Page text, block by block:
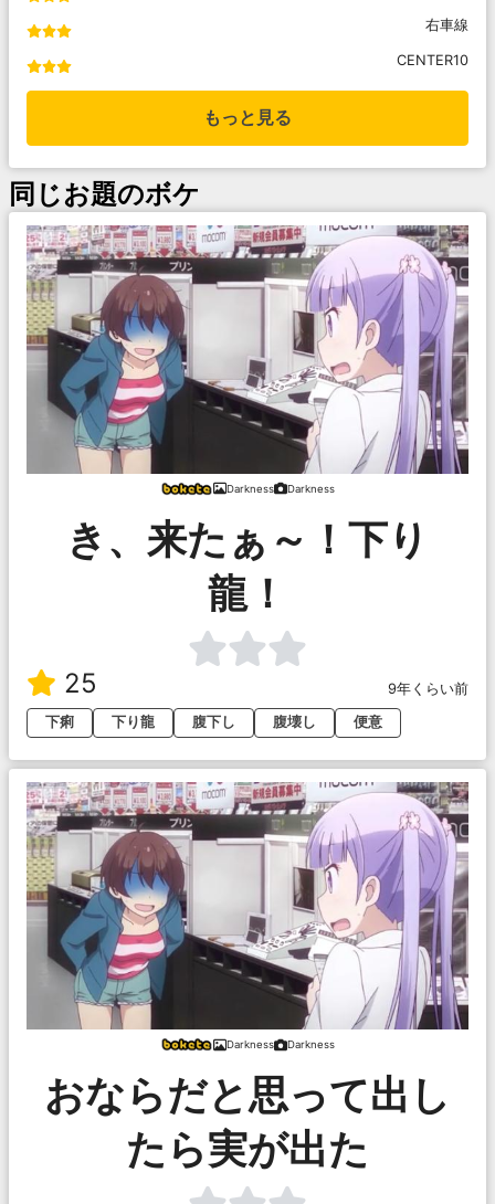
右車線
CENTER10
もっと見る
同じお題のボケ
Darkness Darkness
き、来たぁ～！下り
龍！
25
9年くらい前
下痢
下り龍 腹下し 腹壊し 便意
Darkness Darkness
おならだと思って出し
たら実が出た